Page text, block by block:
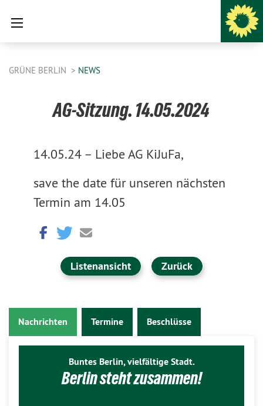
GRÜNE BERLIN NEWS
AG-Sitzung. 14.05.2024
14.05.24 – Liebe AG KiJuFa,
save the date für unseren nächsten
Termin am 14.05
Listenansicht Zurück
Nachrichten Termine Beschlüsse
Buntes Berlin, vielfältige Stadt.
Berlin steht zusammen!